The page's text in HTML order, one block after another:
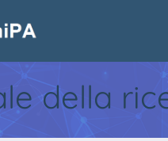
della